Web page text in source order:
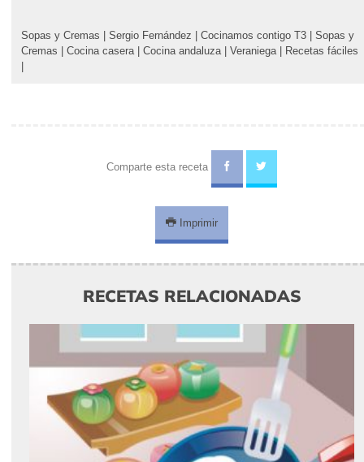
Sopas y Cremas | Sergio Fernández | Cocinamos contigo T3 | Sopas
y Cremas |Cocina casera |Cocina andaluza |Veraniega |Recetas
fáciles
Comparte esta receta
Imprimir
RECETAS RELACIONADAS